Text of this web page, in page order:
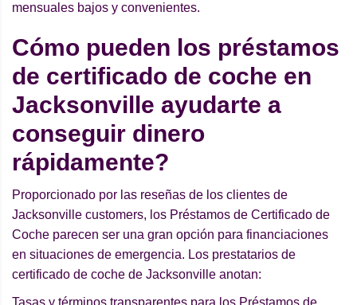
mensuales bajos y convenientes.
Cómo pueden los préstamos
de certificado de coche en
Jacksonville ayudarte a
conseguir dinero
rápidamente?
Proporcionado por las reseñas de los clientes de
Jacksonville customers, los Préstamos de Certificado de
Coche parecen ser una gran opción para financiaciones
en situaciones de emergencia. Los prestatarios de
certificado de coche de Jacksonville anotan: